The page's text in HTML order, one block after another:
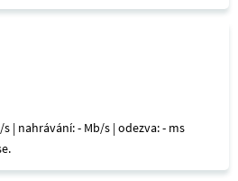
| nahrávání: - Mb/s | odezva: - ms